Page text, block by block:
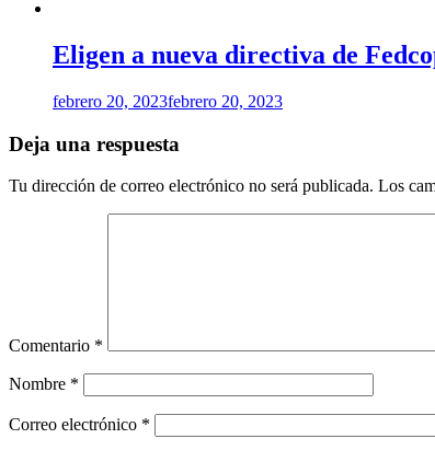
Eligen a nueva directiva de
febrero 20, 2023febrero 20, 2023
Deja una respuesta
Tu dirección de correo electrónico no será publicada. Los
Comentario *
Nombre *
Correo electrónico *